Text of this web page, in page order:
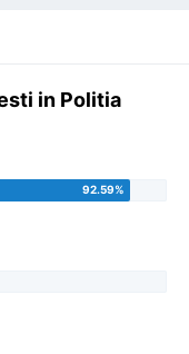
in Politia